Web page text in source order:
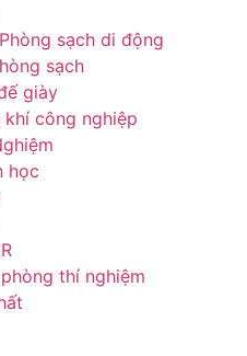
sạch di động
sạch
giày
công nghiệp
học
thí nghiệm